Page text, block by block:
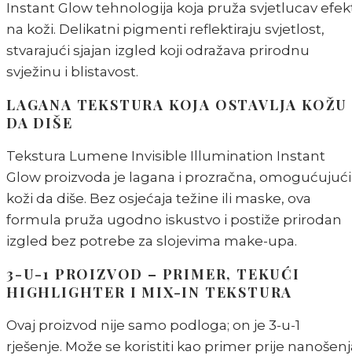
Instant Glow tehnologija koja pruža svjetlucav
na koži. Delikatni pigmenti reflektiraju svjetlost,
stvarajući sjajan izgled koji odražava prirodnu
svježinu i blistavost.
LAGANA TEKSTURA KOJA OSTAVLJA KOŽU
DA DIŠE
Tekstura Lumene Invisible Illumination Instant
Glow proizvoda je lagana i prozračna, omogućujući
koži da diše. Bez osjećaja težine ili maske, ova
formula pruža ugodno iskustvo i postiže prirodan
izgled bez potrebe za slojevima make-upa.
3-U-1 PROIZVOD – PRIMER, TEKUĆI
HIGHLIGHTER I MIX-IN TEKSTURA
Ovaj proizvod nije samo podloga; on je 3-u-1
rješenje. Može se koristiti kao primer prije